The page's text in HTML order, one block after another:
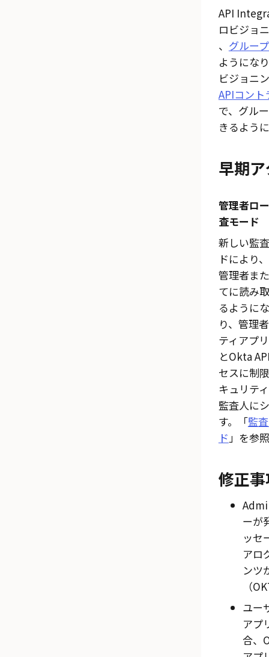
API
ロビジョ
、 グルー
ようにな
ビジョニ
APIコント
で、グル
きるよう
早期
管理者ロ
査モード
新しい監
ドにより
管理者ま
てに読み
るように
り、管理
ティアプ
とOkta
セスに制
キュリテ
監査人に
す。「監
ド」を参
修正
ーが
ッセ
アロ
ンツ
（
ユー
アプ
合、